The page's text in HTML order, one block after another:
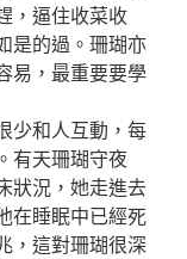
，逼住收菜收
是的過。珊瑚亦
易，最重要要學
少和人互動，每
有天珊瑚守夜
狀況，她走進去
在睡眠中已經死
，這對珊瑚很深